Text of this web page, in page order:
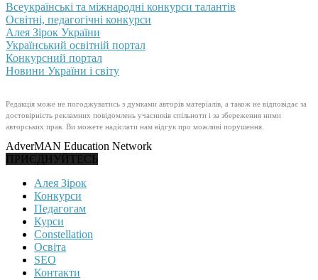
Всеукраїнські та міжнародні конкурси талантів
Освітні, педагогічні конкурси
Алея Зірок України
Український освітній портал
Конкурсний портал
Новини України і світу
Редакція може не погоджуватись з думками авторів матеріалів, а також не відповідає за
достовірність рекламних повідомлень учасників спільноти і за збереження ними
авторських прав. Ви можете надіслати нам відгук про можливі порушення.
AdverMAN Education Network
ПРИЄДНУЙТЕСЬ
Алея Зірок
Конкурси
Педагогам
Курси
Constellation
Освіта
SEO
Контакти